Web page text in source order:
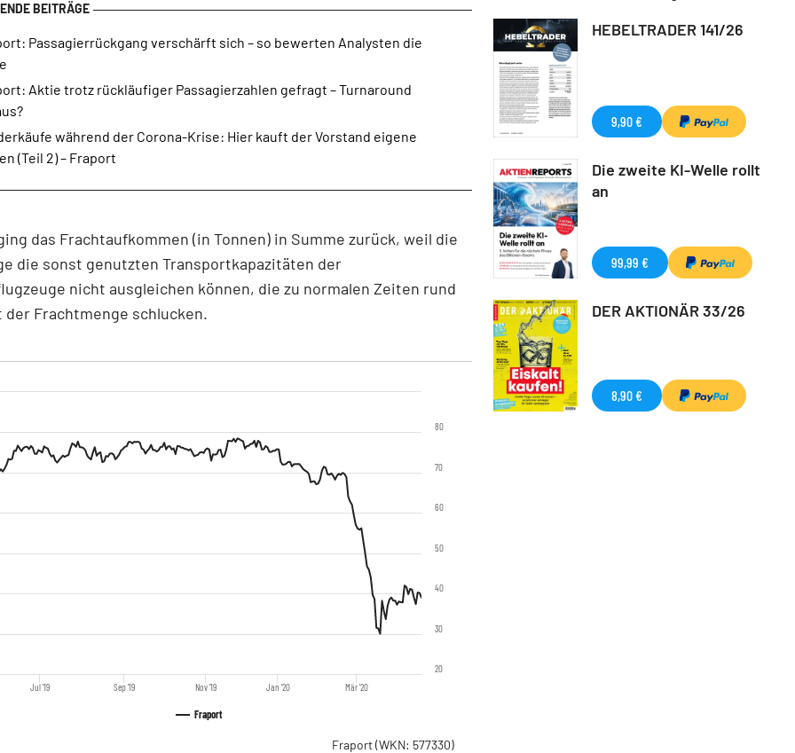
Passagierrückgang verschärft sich – so bewerten Analysten die
Aktie trotz rückläufiger Passagierzahlen gefragt – Turnaround
während der Corona-Krise: Hier kauft der Vorstand eigene
(Teil 2) – Fraport
das Frachtaufkommen (in Tonnen) in Summe zurück, weil die
die sonst genutzten Transportkapazitäten der
nicht ausgleichen können, die zu normalen Zeiten rund
der Frachtmenge schlucken.
Fraport
Jul '19 Sep '19 Nov '19 Jan '20 Mär '20
20
30
40
50
60
70
80
Fraport(WKN: 577330)
HEBELTRADER 141/26
9,90 €
Die zweite KI-Welle rollt
an
99,99 €
DER AKTIONÄR 33/26
8,90 €